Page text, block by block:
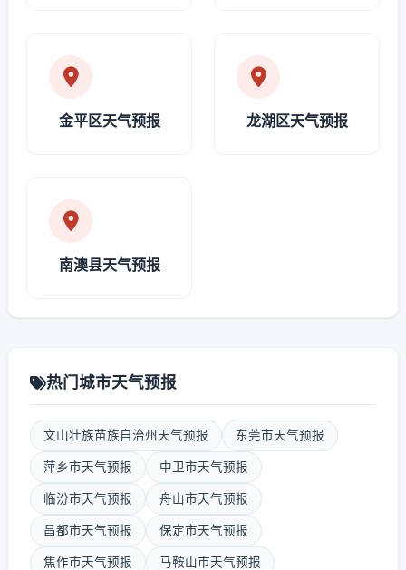
金平区天气预报 龙湖区天气预报
南澳县天气预报
热门城市天气预报
文山壮族苗族自治州天气预报 东莞市天气预报
萍乡市天气预报 中卫市天气预报
临汾市天气预报 舟山市天气预报
昌都市天气预报 保定市天气预报
焦作市天气预报 马鞍山市天气预报